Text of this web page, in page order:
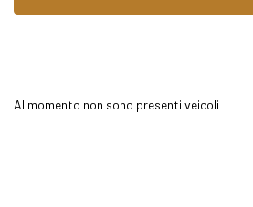
Al momento non sono presenti veicoli